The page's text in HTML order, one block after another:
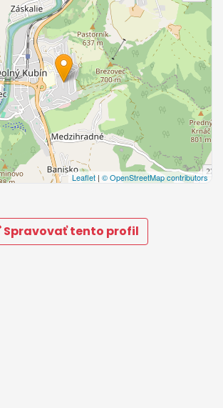
Leaflet| © OpenStreetMap contributors
Spravovať tento profil